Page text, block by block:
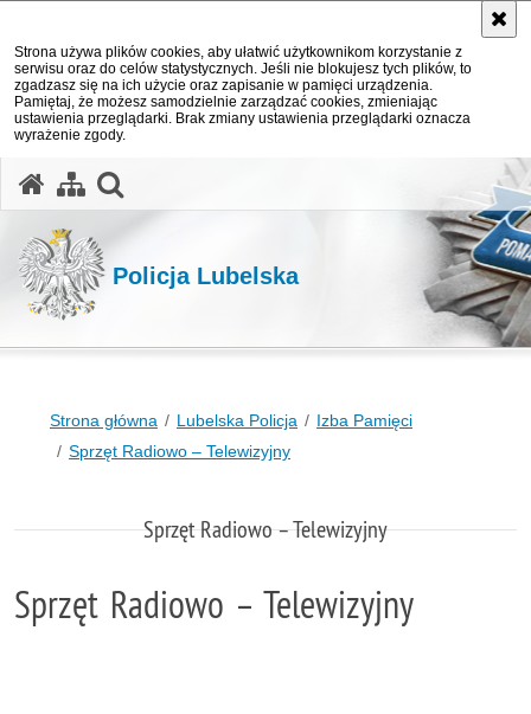
Strona używa plików cookies, aby ułatwić użytkownikom korzystanie z
serwisu oraz do celów statystycznych. Jeśli nie blokujesz tych plików, to
zgadzasz się na ich użycie oraz zapisanie w pamięci urządzenia.
Pamiętaj, że możesz samodzielnie zarządzać cookies, zmieniając
ustawienia przeglądarki. Brak zmiany ustawienia przeglądarki oznacza
wyrażenie zgody.
Policja Lubelska
Strona główna Lubelska Policja
Izba Pamięci
Sprzęt Radiowo – Telewizyjny
Sprzęt Radiowo – Telewizyjny
Sprzęt Radiowo – Telewizyjny